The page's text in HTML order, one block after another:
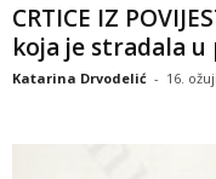
CRTICE IZ
koja je stradala u
Katarina Drvodelić - 16.